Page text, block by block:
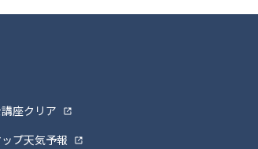
座クリア
プ天気予報